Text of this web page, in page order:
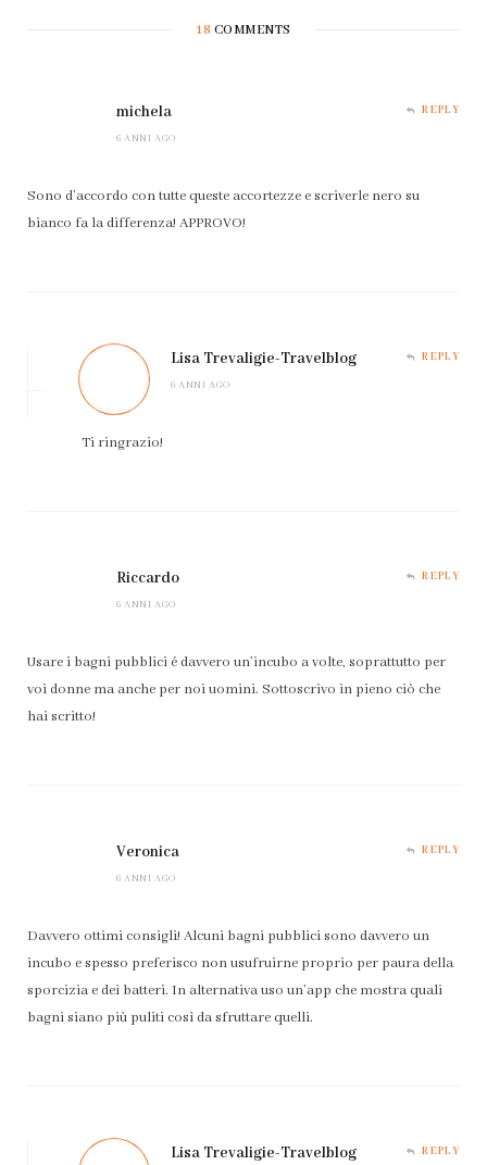
18 COMMENTS
michela
6 ANNI AGO
REPLY
Sono d’accordo con tutte queste accortezze e scriverle nero su
bianco fa la differenza! APPROVO!
Lisa Trevaligie-Travelblog
6 ANNI AGO
REPLY
Ti ringrazio!
Riccardo
6 ANNI AGO
REPLY
Usare i bagni pubblici é davvero un’incubo a volte, soprattutto per
voi donne ma anche per noi uomini. Sottoscrivo in pieno ciò che
hai scritto!
Veronica
6 ANNI AGO
REPLY
Davvero ottimi consigli! Alcuni bagni pubblici sono davvero un
incubo e spesso preferisco non usufruirne proprio per paura della
sporcizia e dei batteri. In alternativa uso un’app che mostra quali
bagni siano più puliti così da sfruttare quelli.
Lisa Trevaligie-Travelblog REPLY